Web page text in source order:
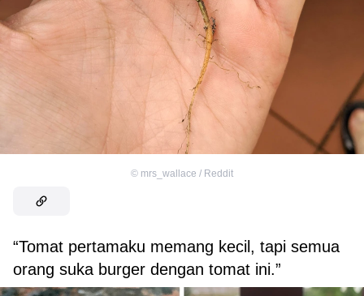
© mrs_wallace / Reddit
“Tomat pertamaku memang kecil, tapi semua
orang suka burger dengan tomat ini.”